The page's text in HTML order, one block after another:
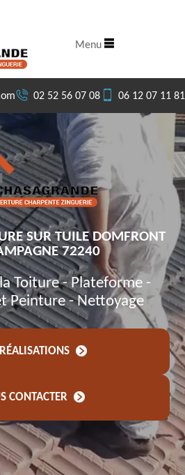
02 52 56 07 08 06 12 07 11 81
Menu
SUR TUILE DOMFRONT
72240
Toiture - Plateforme -
Peinture - Nettoyage
CONTACTER